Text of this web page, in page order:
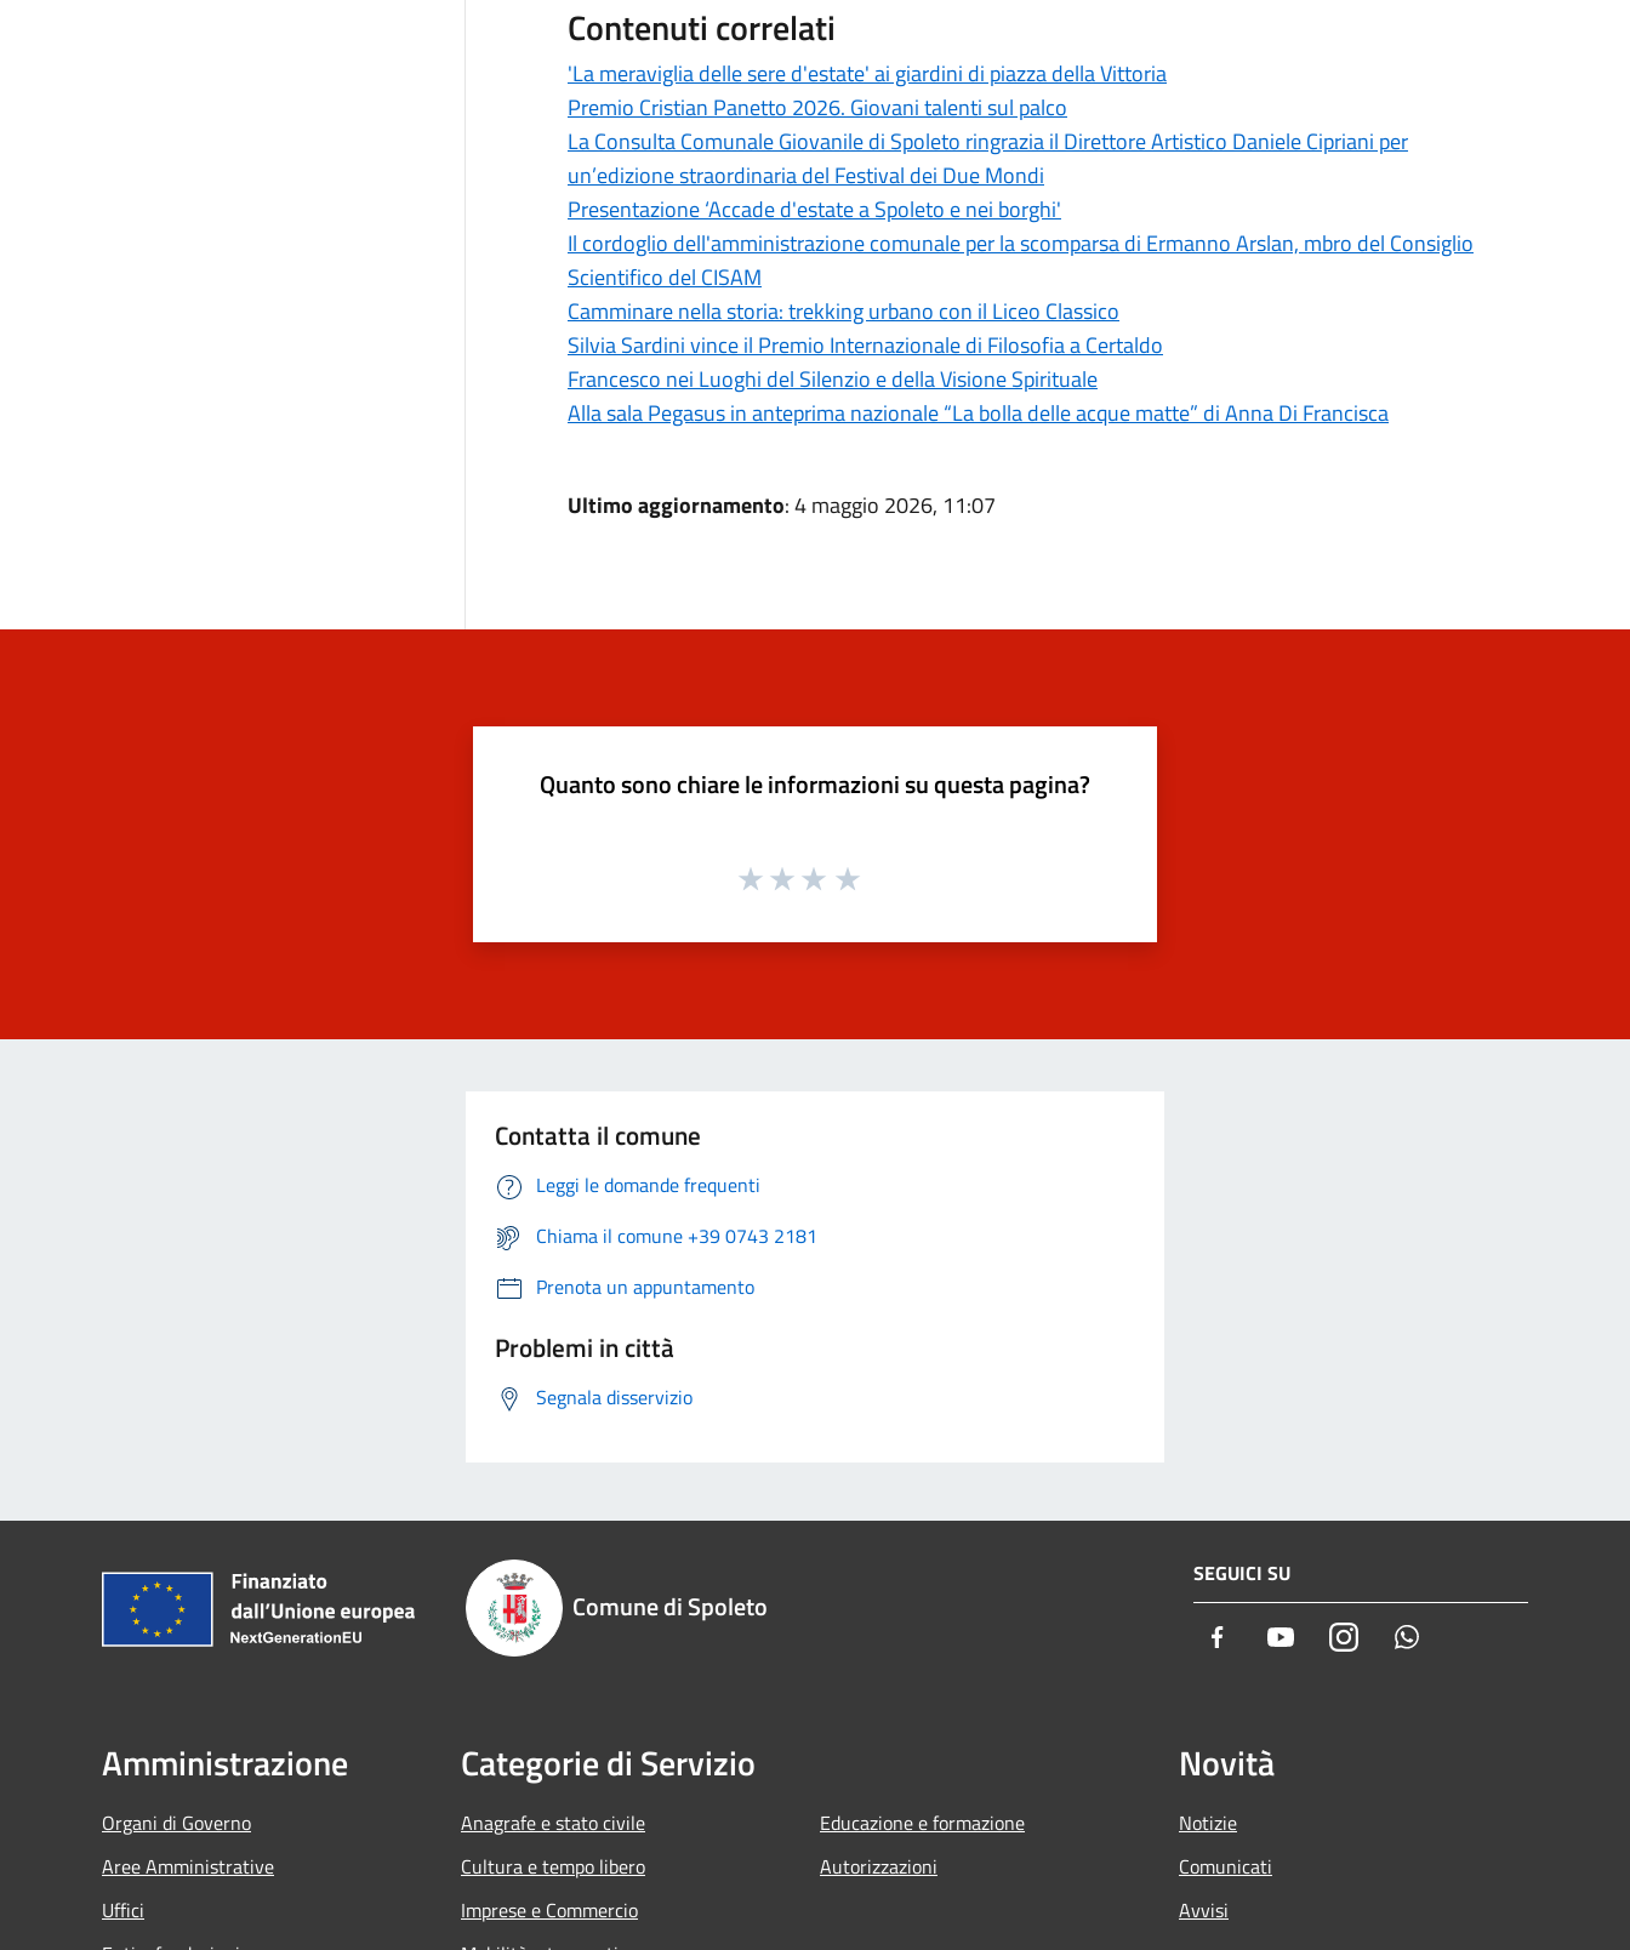
Contenuti correlati
'La meraviglia delle sere d'estate' ai giardini di piazza della Vittoria
Premio Cristian Panetto 2026. Giovani talenti sul palco
La Consulta Comunale Giovanile di Spoleto ringrazia il Direttore Artistico Daniele Cipriani per
un’edizione straordinaria del Festival dei Due Mondi
Presentazione ‘Accade d'estate a Spoleto e nei borghi'
Il cordoglio dell'amministrazione comunale per la scomparsa di Ermanno Arslan, mbro del Consiglio
Scientifico del CISAM
Camminare nella storia: trekking urbano con il Liceo Classico
Silvia Sardini vince il Premio Internazionale di Filosofia a Certaldo
Francesco nei Luoghi del Silenzio e della Visione Spirituale
Alla sala Pegasus in anteprima nazionale “La bolla delle acque matte” di Anna Di Francisca
Ultimo aggiornamento: 4 maggio 2026, 11:07
Quanto sono chiare le informazioni su questa pagina?
Contatta il comune
Leggi le domande frequenti
Chiama il comune +39 0743 2181
Prenota un appuntamento
Problemi in città
Segnala disservizio
Comune di Spoleto
SEGUICI SU
Facebook YoutubeInstagram
Amministrazione
Organi di Governo
Aree Amministrative
Uffici
Categorie di Servizio
Anagrafe e stato civile
Cultura e tempo libero
Imprese e Commercio
Educazione e formazione
Autorizzazioni
Novità
Notizie
Comunicati
Avvisi